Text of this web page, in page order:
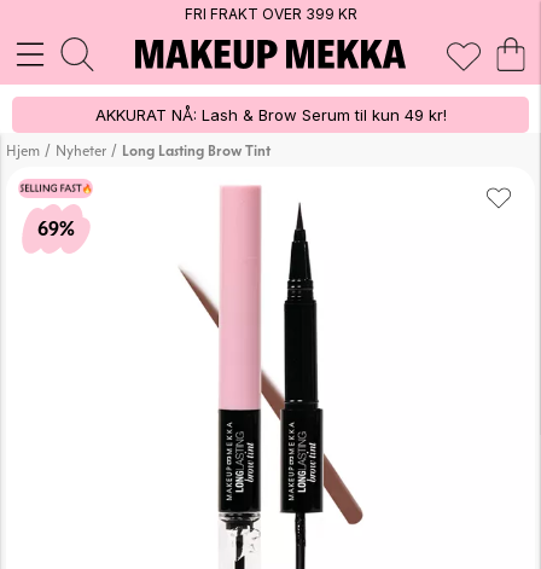
FRI FRAKT OVER 399 KR
AKKURAT NÅ: Lash & Brow Serum til kun 49 kr!
Hjem / Nyheter / Long Lasting Brow Tint
69%